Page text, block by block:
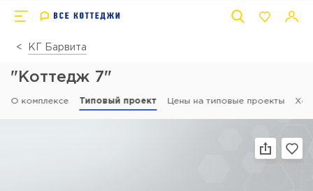
КГ Барвита
"Коттедж 7"
О комплексе Типовый проект Цены на типовые проекты Ход